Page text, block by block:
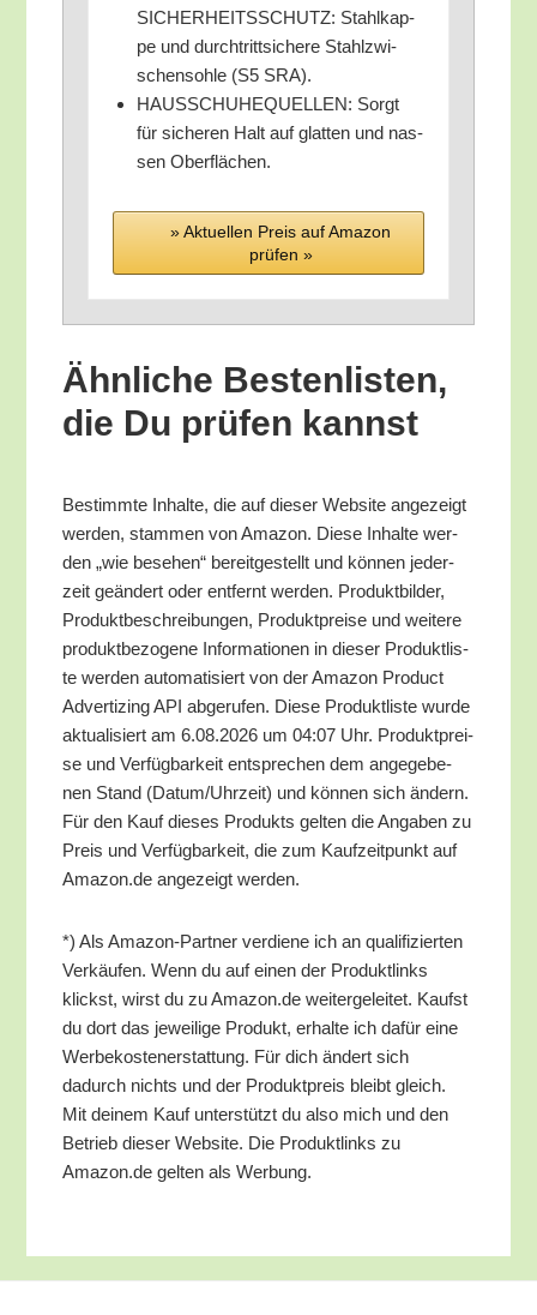
SICHERHEITSSCHUTZ: Stahl­kap­
pe und durch­tritt­si­che­re Stahl­zwi­
schen­soh­le (S5 SRA).
HAUSSCHUHEQUELLEN: Sorgt
für siche­ren Halt auf glat­ten und nas­
sen Oberflächen.
» Aktu­el­len Preis auf Ama­zon
prü­fen »
Ähn­li­che Bes­ten­lis­ten,
die Du prü­fen kannst
Bestimm­te Inhal­te, die auf die­ser Web­site ange­zeigt
wer­den, stam­men von Ama­zon. Die­se Inhal­te wer­
den „wie bese­hen“ bereit­ge­stellt und kön­nen jeder­
zeit geän­dert oder ent­fernt wer­den. Pro­dukt­bil­der,
Pro­dukt­be­schrei­bun­gen, Pro­dukt­prei­se und wei­te­re
pro­dukt­be­zo­ge­ne Infor­ma­tio­nen in die­ser Pro­dukt­lis­
te wer­den auto­ma­ti­siert von der Ama­zon Pro­duct
Adver­tiz­ing API abge­ru­fen. Die­se Pro­dukt­lis­te wur­de
aktua­li­siert am 6.08.2026 um 04:07 Uhr. Pro­dukt­prei­
se und Ver­füg­bar­keit ent­spre­chen dem ange­ge­be­
nen Stand (Datum/​Uhrzeit) und kön­nen sich ändern.
Für den Kauf die­ses Pro­dukts gel­ten die Anga­ben zu
Preis und Ver­füg­bar­keit, die zum Kauf­zeit­punkt auf
Amazon.de ange­zeigt werden.
*) Als Ama­zon-Part­ner ver­die­ne ich an qua­li­fi­zier­ten
Ver­käu­fen. Wenn du auf einen der Pro­dukt­links
klickst, wirst du zu Amazon.de wei­ter­ge­lei­tet. Kaufst
du dort das jewei­li­ge Pro­dukt, erhal­te ich dafür eine
Wer­be­kos­ten­er­stat­tung. Für dich ändert sich
dadurch nichts und der Pro­dukt­preis bleibt gleich.
Mit dei­nem Kauf unter­stützt du also mich und den
Betrieb die­ser Web­site. Die Pro­dukt­links zu
Amazon.de gel­ten als Werbung.